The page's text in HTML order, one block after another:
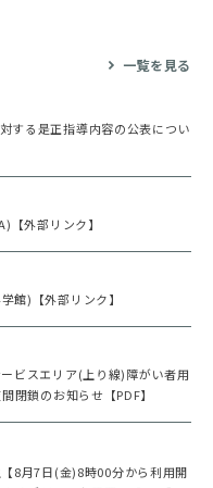
一覧を見る
する是正指導内容の公表につい
【外部リンク】
館)【外部リンク】
ビスエリア(上り線)障がい者用
閉鎖のお知らせ【PDF】
8月7日(金)8時00分から利用開